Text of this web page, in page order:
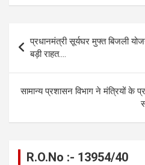
ce
o
o
k
se
n
g
er
at
A
p
p
e
gr
a
navigation
प्रधानमंत्री सूर्यघर मुफ्त बिजली
बड़ी राहत….
सामान्य प्रशासन विभाग ने मंत्रियों के
R.O.No :- 13954/40